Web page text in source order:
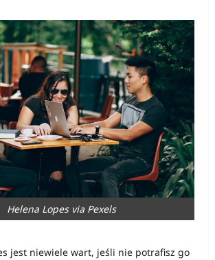
Helena Lopes via Pexels
jest niewiele wart, jeśli nie potrafisz go